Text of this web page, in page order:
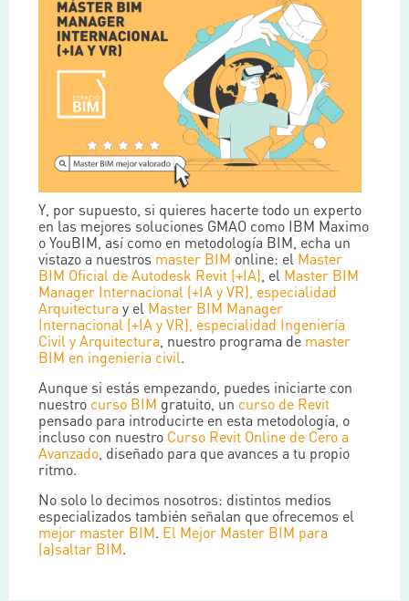
Y, por supuesto, si quieres hacerte todo un experto
en las mejores soluciones GMAO como IBM Maximo
o YouBIM, así como en metodología BIM, echa un
vistazo a nuestros master BIM online: el Master
BIM Oficial de Autodesk Revit (+IA), el Master BIM
Manager Internacional (+IA y VR), especialidad
Arquitectura y el Master BIM Manager
Internacional (+IA y VR), especialidad Ingeniería
Civil y Arquitectura, nuestro programa de master
BIM en ingenieria civil.
Aunque si estás empezando, puedes iniciarte con
nuestro curso BIM gratuito, un curso de Revit
pensado para introducirte en esta metodología, o
incluso con nuestro Curso Revit Online de Cero a
Avanzado, diseñado para que avances a tu propio
ritmo.
No solo lo decimos nosotros: distintos medios
especializados también señalan que ofrecemos el
mejor master BIM. El Mejor Master BIM para
(a)saltar BIM.